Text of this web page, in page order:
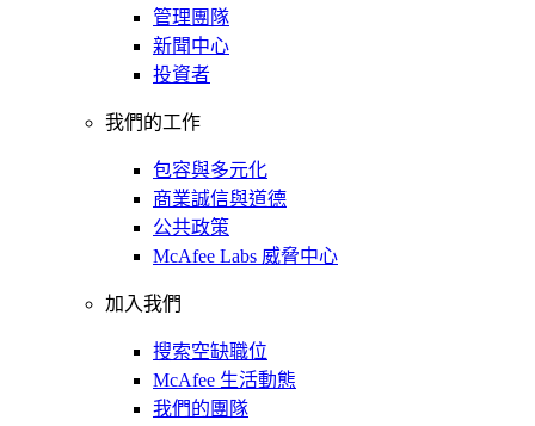
管理團隊
新聞中心
投資者
我們的工作
包容與多元化
商業誠信與道德
公共政策
McAfee Labs 威脅中心
加入我們
搜索空缺職位
McAfee 生活動態
我們的團隊